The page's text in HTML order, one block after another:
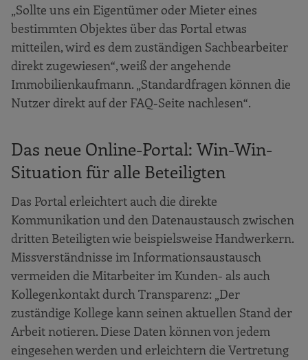
„Sollte uns ein Eigentümer oder Mieter eines
bestimmten Objektes über das Portal etwas
mitteilen, wird es dem zuständigen Sachbearbeiter
direkt zugewiesen“, weiß der angehende
Immobilienkaufmann. „Standardfragen können die
Nutzer direkt auf der FAQ-Seite nachlesen“.
Das neue Online-Portal: Win-Win-
Situation für alle Beteiligten
Das Portal erleichtert auch die direkte
Kommunikation und den Datenaustausch zwischen
dritten Beteiligten wie beispielsweise Handwerkern.
Missverständnisse im Informationsaustausch
vermeiden die Mitarbeiter im Kunden- als auch
Kollegenkontakt durch Transparenz: „Der
zuständige Kollege kann seinen aktuellen Stand der
Arbeit notieren. Diese Daten können von jedem
eingesehen werden und erleichtern die Vertretung